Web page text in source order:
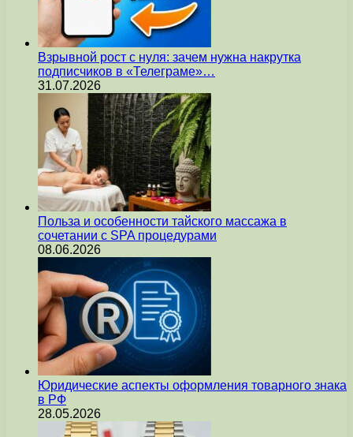
Взрывной рост с нуля: зачем нужна накрутка
подписчиков в «Телеграме»…
31.07.2026
Польза и особенности тайского массажа в
сочетании с SPA процедурами
08.06.2026
Юридические аспекты оформления товарного знака
в РФ
28.05.2026